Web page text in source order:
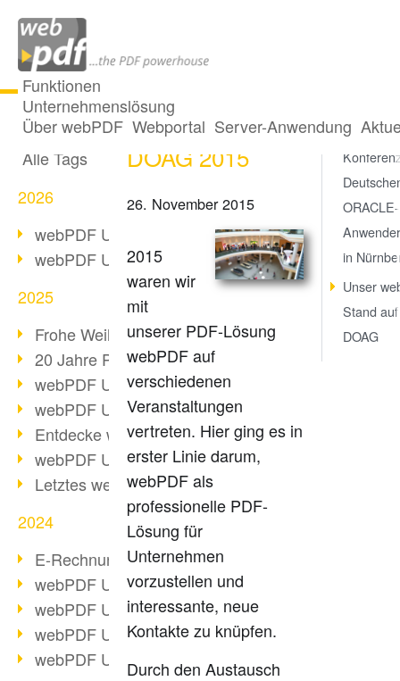
Funktionen
Unternehmenslösung
Über webPDF Webportal Server-Anwendung
Alle Beiträge
Alle Tags
2026
webPDF Update 10.0.5
webPDF Update 10.0.4
2025
Frohe Weihnachten & Auszeit
20 Jahre PDF/A
webPDF Update 10.0.3
webPDF Update 10.0.2
Entdecke webPDF 10
webPDF Update 9.0.0.3655
Letztes webPDF 8 Update
2024
E-Rechnungsstellung ab 2025
webPDF Update 9.0.0.3584
webPDF Update 9.0.0.3479
webPDF Update 9.0.0.3361
webPDF Update 9.0.0.3264
webPDF auf der
DOAG 2015
26. November 2015
2015
waren wir
mit
unserer PDF-Lösung
webPDF auf
verschiedenen
Veranstaltungen
vertreten. Hier ging es in
erster Linie darum,
webPDF als
professionelle PDF-
Lösung für
Unternehmen
vorzustellen und
interessante, neue
Kontakte zu knüpfen.
Durch den Austausch
DOAG
ORACLE-
in
Unser
Stand
DOAG